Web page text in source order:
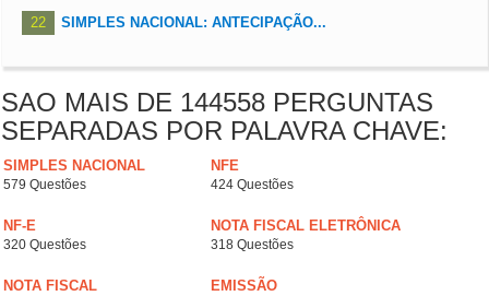
22 SIMPLES NACIONAL: ANTECIPAÇÃO...
SAO MAIS DE 144558 PERGUNTAS
SEPARADAS POR PALAVRA CHAVE:
SIMPLES NACIONAL
579 Questões
NFE
424 Questões
NF-E
320 Questões
NOTA FISCAL ELETRÔNICA
318 Questões
NOTA FISCAL EMISSÃO